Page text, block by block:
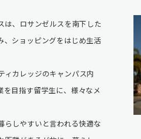
は、ロサンゼルスを南下した
、ショッピングをはじめ生活
ィカレッジのキャンパス内
目指す留学生に、様々なメ
しやすいと言われる快適な